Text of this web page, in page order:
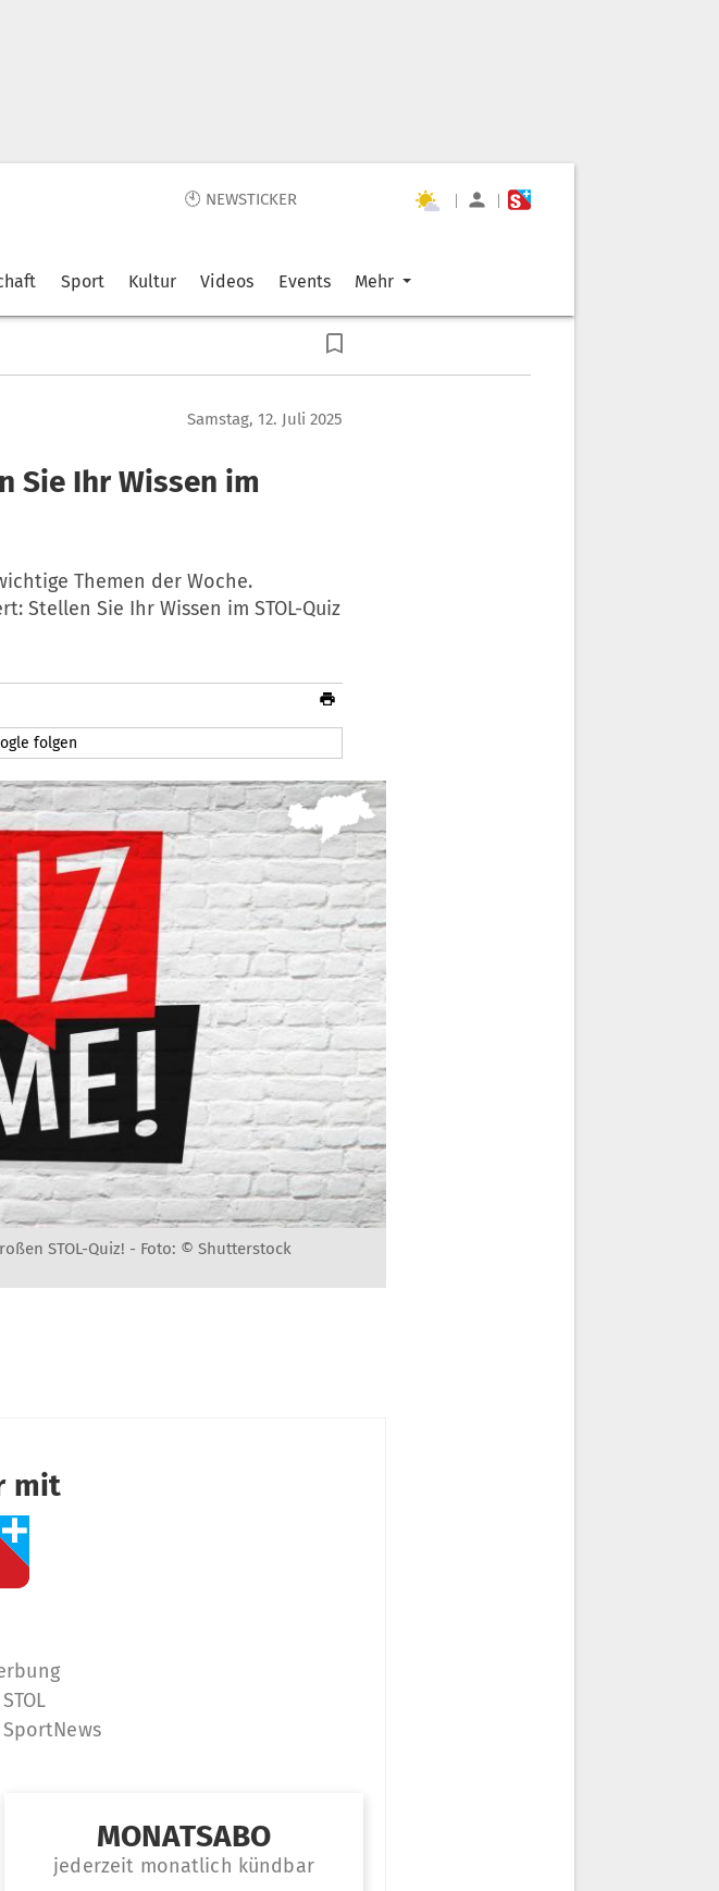
🕙 NEWSTICKER | |
Sport Kultur Videos Events Mehr
Samstag, 12. Juli 2025
Sie Ihr Wissen im
Themen der Woche.
Stellen Sie Ihr Wissen im STOL-Quiz
folgen
STOL-Quiz! - Foto: © Shutterstock